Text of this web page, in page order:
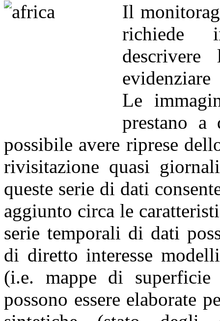
Il
richiede
Le
prestano a
possibile avere riprese
rivisitazione quasi
queste serie di dati
aggiunto circa le
serie temporali di dati
di diretto interesse
(i.e. mappe di
possono essere elaborate